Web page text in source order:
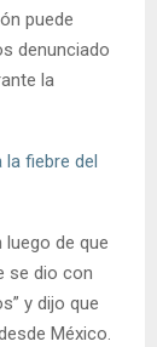
puede
denunciado
la
la fiebre del
de que
se dio con
y dijo que
México.